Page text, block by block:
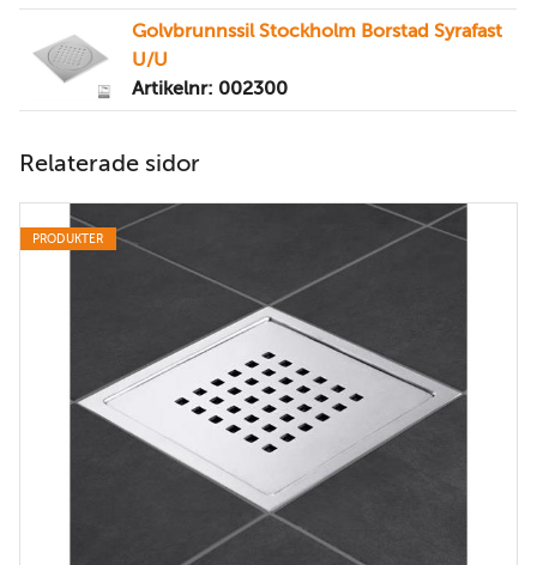
Golvbrunnssil Stockholm Borstad Syrafast
U/U
Artikelnr: 002300
Relaterade sidor
PRODUKTER